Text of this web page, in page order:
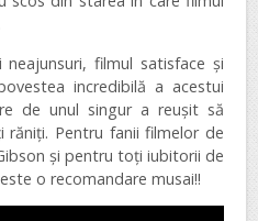
filmul satisface și
incredibilă a acestui
de unul singur a reușit să
răniți. Pentru fanii filmelor de
și pentru toți iubitorii de
o recomandare musai!!